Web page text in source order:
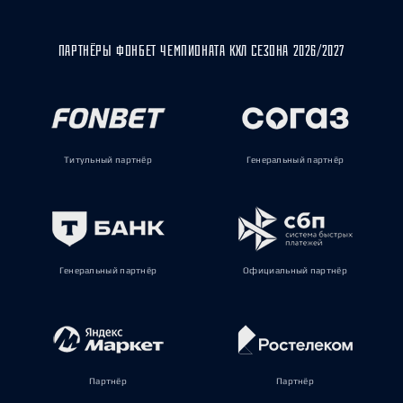
ПАРТНЁРЫ ФОНБЕТ ЧЕМПИОНАТА КХЛ СЕЗОНА 2026/2027
Титульный партнёр Генеральный партнёр
Генеральный партнёр Официальный партнёр
Партнёр Партнёр